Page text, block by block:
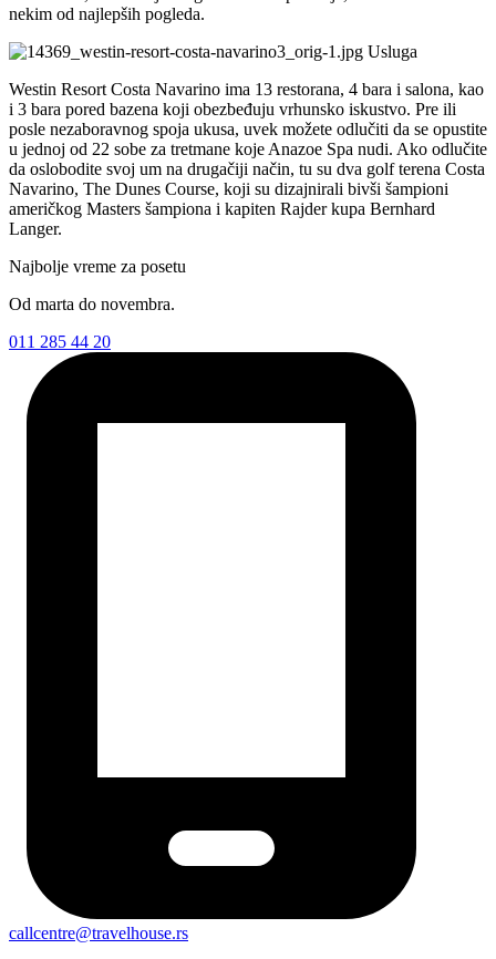
nekim od najlepših pogleda.
Usluga
Westin Resort Costa Navarino ima 13 restorana, 4 bara i salona, kao
i 3 bara pored bazena koji obezbeđuju vrhunsko iskustvo. Pre ili
posle nezaboravnog spoja ukusa, uvek možete odlučiti da se opustite
u jednoj od 22 sobe za tretmane koje Anazoe Spa nudi. Ako odlučite
da oslobodite svoj um na drugačiji način, tu su dva golf terena Costa
Navarino, The Dunes Course, koji su dizajnirali bivši šampioni
američkog Masters šampiona i kapiten Rajder kupa Bernhard
Langer.
Najbolje vreme za posetu
Od marta do novembra.
011 285 44 20
callcentre@travelhouse.rs